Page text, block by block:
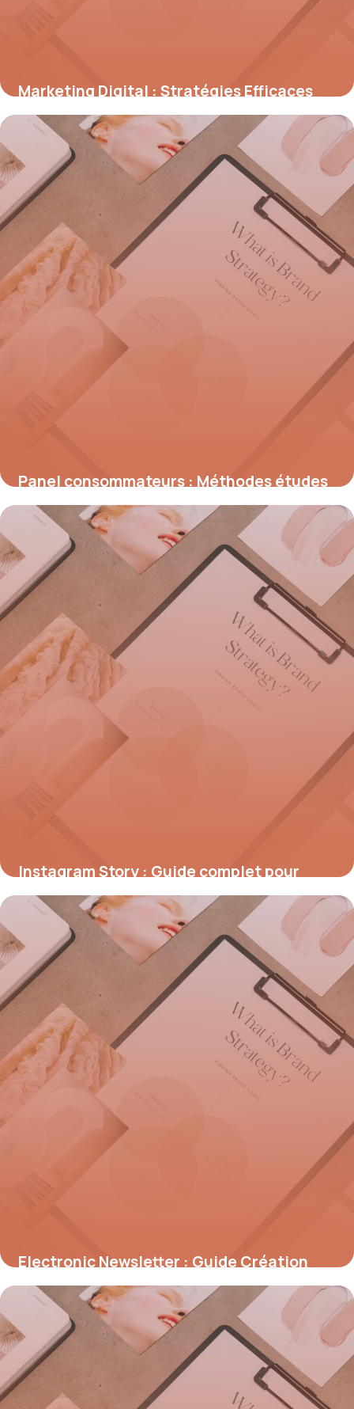
Marketing Digital : Stratégies Efficaces
2026
28 mai 2026
Panel consommateurs : Méthodes études
marché
24 mai 2026
Instagram Story : Guide complet pour
créer des stories
23 mai 2026
Electronic Newsletter : Guide Création
2026
22 mai 2026